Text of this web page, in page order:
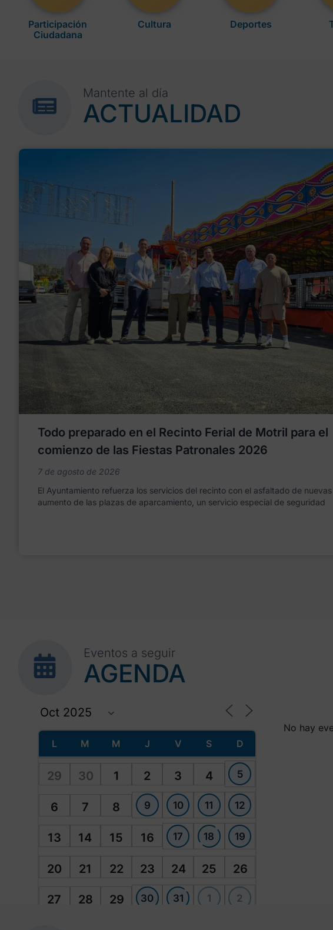
Participación
Ciudadana
Cultura Deportes
Mantente al día
ACTUALIDAD
Todo preparado en el Recinto Ferial de Motril para el
comienzo de las Fiestas Patronales 2026
7 de agosto de 2026
El Ayuntamiento refuerza los servicios del recinto con el asfaltado de
aumento de las plazas de aparcamiento, un servicio especial de seguridad
Eventos a seguir
AGENDA
L M M J V S D
29 30 1 2 3 4 5
6 7 8 9 10 11 12
13 14 15 16 17 18 19
20 21 22 23 24 25 26
27 28 29 30 31 1 2
No hay